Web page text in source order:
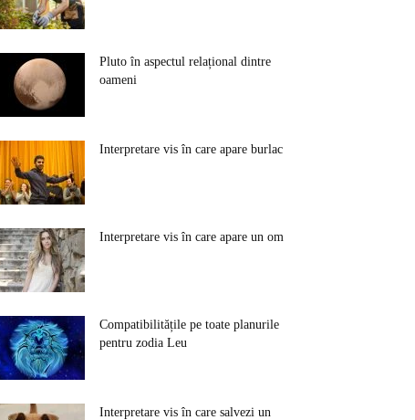
Pluto în aspectul relațional dintre
oameni
Interpretare vis în care apare burlac
Interpretare vis în care apare un om
Compatibilitățile pe toate planurile
pentru zodia Leu
Interpretare vis în care salvezi un